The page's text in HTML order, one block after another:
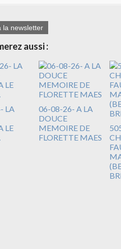
la newsletter
aussi :
LA
LE
06-08-26- A LA
DOUCE
MEMOIRE DE
FLORETTE MAES